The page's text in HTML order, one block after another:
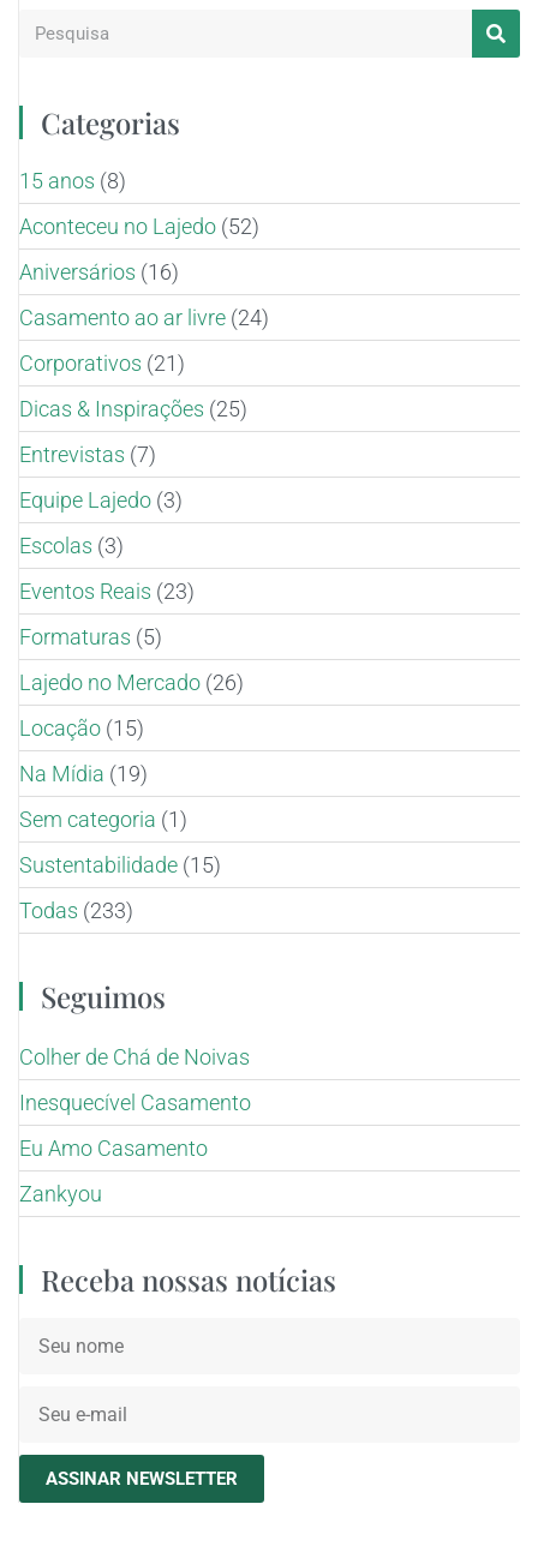
Categorias
15 anos (8)
Aconteceu no Lajedo (52)
Aniversários (16)
Casamento ao ar livre (24)
Corporativos (21)
Dicas & Inspirações (25)
Entrevistas (7)
Equipe Lajedo (3)
Escolas (3)
Eventos Reais (23)
Formaturas (5)
Lajedo no Mercado (26)
Locação (15)
Na Mídia (19)
Sem categoria (1)
Sustentabilidade (15)
Todas (233)
Seguimos
Colher de Chá de Noivas
Inesquecível Casamento
Eu Amo Casamento
Zankyou
Receba nossas notícias
ASSINAR NEWSLETTER